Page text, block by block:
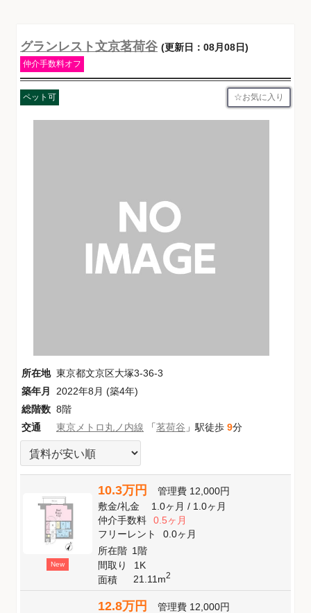
グランレスト文京茗荷谷 (更新日：08月08日)
仲介手数料オフ
ペット可 お気に入り
所在地 東京都文京区大塚3-36-3
築年月
2022年8月 (築4年)
総階数 8階
交通
東京メトロ丸ノ内線 「茗荷谷 」駅徒歩 9分
New
10.3万円 管理費 12,000円
敷金/礼金 1.0ヶ月/ 1.0ヶ月
仲介手数料
0.5ヶ月
フリーレント
0.0ヶ月
所在階 1階
間取り
1K
面積
21.11m2
12.8万円 管理費 12,000円